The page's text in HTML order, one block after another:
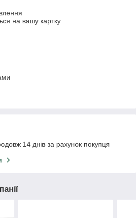
на вашу картку
14 днів за рахунок покупця